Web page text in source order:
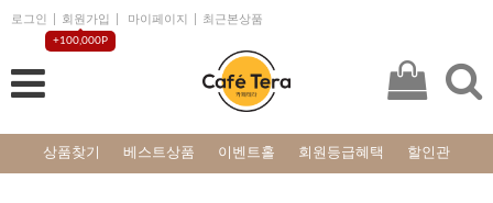
로그인 회원가입
+100,000P
마이페이지 최근본상품
상품찾기 베스트상품 이벤트홀 회원등급혜택 할인관